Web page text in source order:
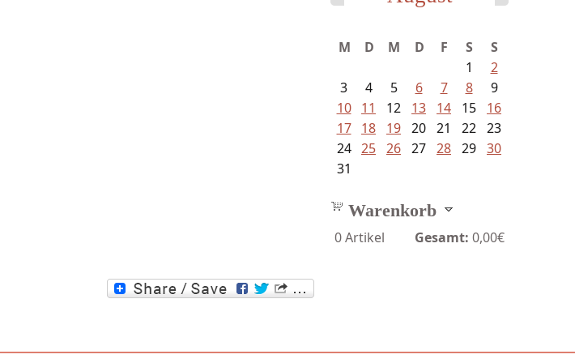
M D M D F S
S
1
2
3
4 5 6 7 8
9
10
11 12 13 14 15
16
17
18 19 20 21 22 23
24 25 26 27 28 29 30
31
Warenkorb
0Artikel Gesamt: 0,00€